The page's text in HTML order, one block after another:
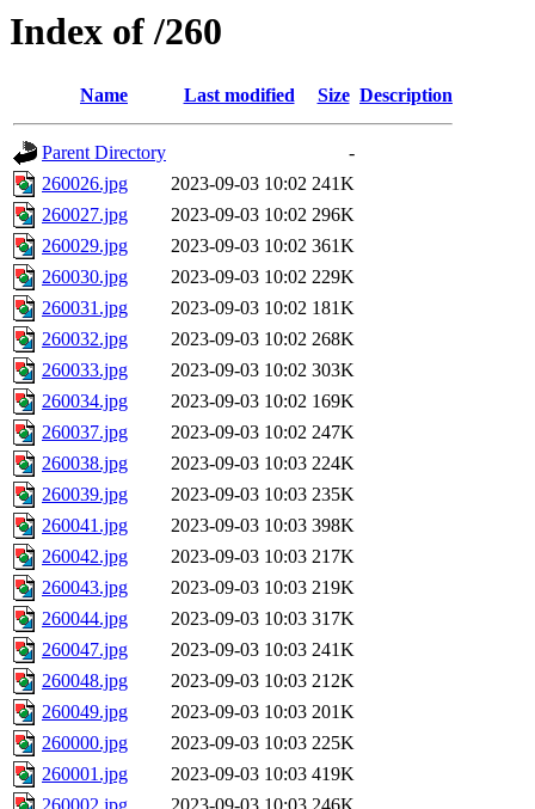
Index of /260
Name Last modified Size Description
Parent Directory
-
260026.jpg
2023-09-03 10:02 241K
260027.jpg
2023-09-03 10:02 296K
260029.jpg
2023-09-03 10:02 361K
260030.jpg
2023-09-03 10:02 229K
260031.jpg
2023-09-03 10:02 181K
260032.jpg
2023-09-03 10:02 268K
260033.jpg
2023-09-03 10:02 303K
260034.jpg
2023-09-03 10:02 169K
260037.jpg
2023-09-03 10:02 247K
260038.jpg
2023-09-03 10:03 224K
260039.jpg
2023-09-03 10:03 235K
260041.jpg
2023-09-03 10:03 398K
260042.jpg
2023-09-03 10:03 217K
260043.jpg
2023-09-03 10:03 219K
260044.jpg
2023-09-03 10:03 317K
260047.jpg
2023-09-03 10:03 241K
260048.jpg
2023-09-03 10:03 212K
260049.jpg
2023-09-03 10:03 201K
260000.jpg
2023-09-03 10:03 225K
260001.jpg
2023-09-03 10:03 419K